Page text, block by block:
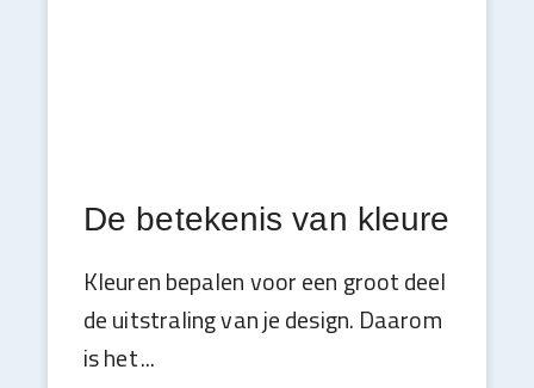
De betekenis van kleuren op
Kleuren bepalen voor een groot deel
de uitstraling van je design. Daarom
is het